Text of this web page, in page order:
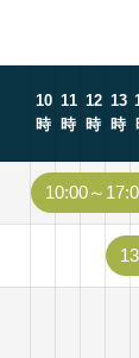
10
時
11
時
12
時
13
時
10:00～